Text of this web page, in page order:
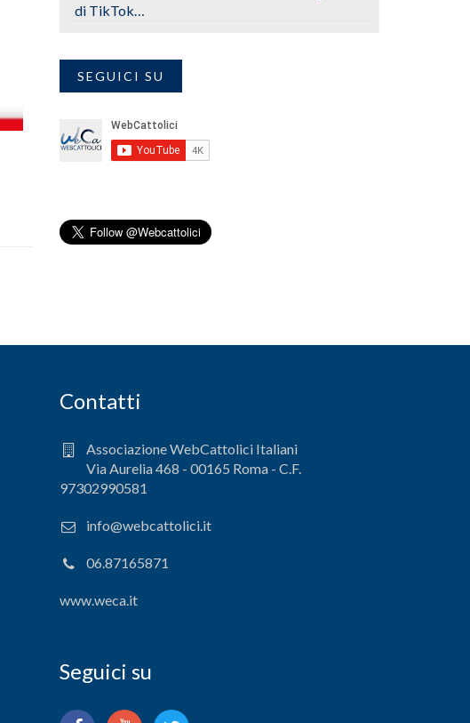
di TikTok…
SEGUICI SU
Contatti
Associazione WebCattolici Italiani
Via Aurelia 468 - 00165 Roma - C.F.
97302990581
info@webcattolici.it
06.87165871
www.weca.it
Seguici su